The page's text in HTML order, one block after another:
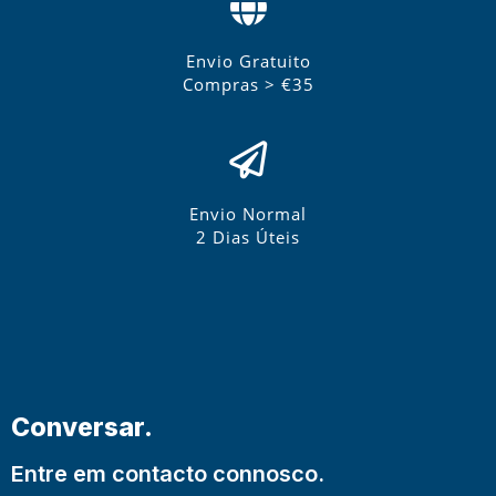
Envio Gratuito
Compras > €35
Envio Normal
2 Dias Úteis
Conversar.
Entre em contacto connosco.